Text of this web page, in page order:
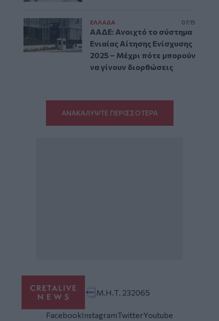
ΕΛΛAΔΑ 07:15
ΑΑΔΕ: Ανοιχτό το σύστημα
Ενιαίας Αίτησης Ενίσχυσης
2025 – Μέχρι πότε μπορούν
να γίνουν διορθώσεις
ΑΝΑΚΑΛΥΨΤΕ ΠΕΡΙΣΣΟΤΕΡΑ
Μ.Η.Τ. 232065
FacebookInstagramTwitterYoutube